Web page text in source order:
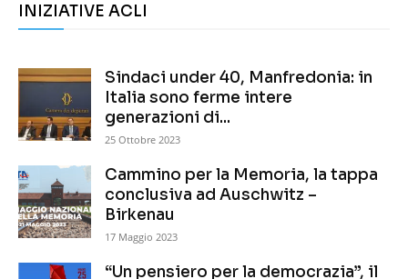
INIZIATIVE ACLI
Sindaci under 40, Manfredonia: in
Italia sono ferme intere
generazioni di...
25 Ottobre 2023
Cammino per la Memoria, la tappa
conclusiva ad Auschwitz –
Birkenau
17 Maggio 2023
“Un pensiero per la democrazia”, il